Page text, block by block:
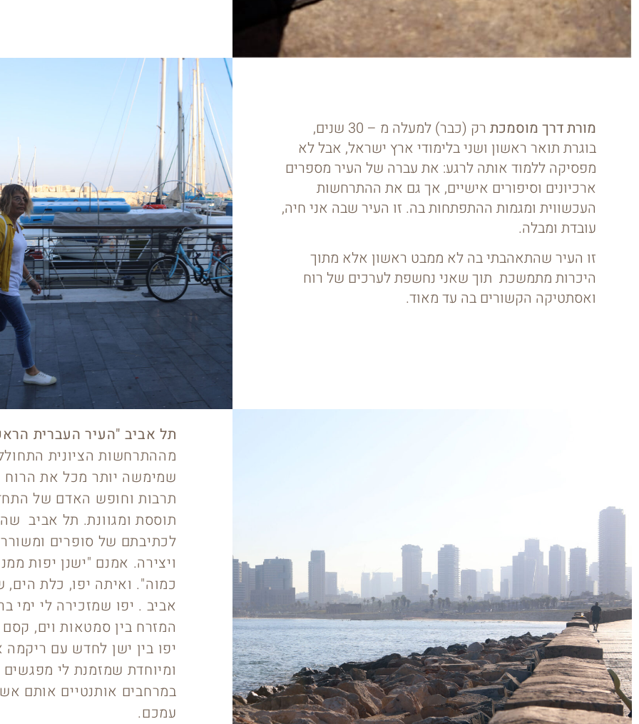
מורת דרך מוסמכת
רק (כבר) למעלה מ – 30 שנים,
בוגרת תואר ראשון ושני בלימודי ארץ ישראל, אבל לא
מפסיקה ללמוד אותה לרגע: את עברה של העיר מספרים
ארכיונים וסיפורים אישיים, אך גם את ההתרחשות
העכשווית ומגמות ההתפתחות בה. זו העיר שבה אני חיה,
עובדת ומבלה.
זו העיר שהתאהבתי בה לא ממבט ראשון אלא מתוך
היכרות מתמשכת תוך שאני נחשפת לערכים של רוח
ואסתטיקה הקשורים בה עד מאוד.
תל אביב "העיר העברית
מההתרחשות הציונית
שמימשה יותר מכל את הרוח
תרבות וחופש האדם של
תוססת ומגוונת. תל אביב
לכתיבתם של סופרים
ויצירה. אמנם "ישנן יפות
כמוה". ואיתה יפו, כלת
אביב . יפו שמזכירה לי ימי
המזרח בין סמטאות וים,
יפו בין ישן לחדש עם ריקמה
ומיוחדת שמזמנת לי
במרחבים אותנטיים אותם
עמכם.